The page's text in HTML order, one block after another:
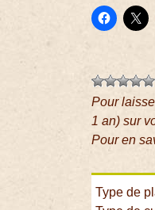
Pour
1 an) sur
Pour en
Type de